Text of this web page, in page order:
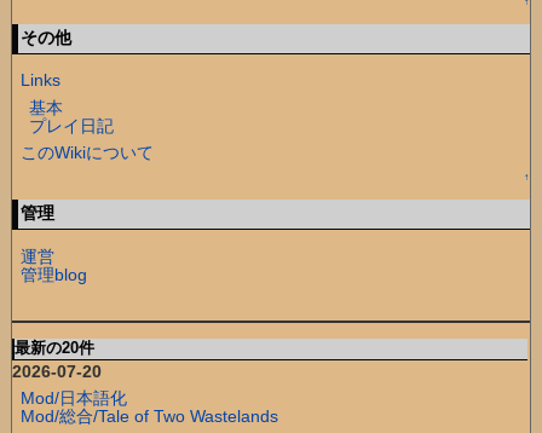
その他
Links
基本
プレイ日記
このWikiについて
↑
管理
運営
管理blog
最新の20件
2026-07-20
Mod/日本語化
Mod/総合/Tale of Two Wastelands